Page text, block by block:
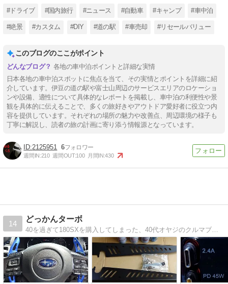
#ドライブ #国内旅行 #ニュース #自動車 #キャンプ #車中泊
#絶景 #カスタム #DIY #道の駅 #車売却 #リセールバリュー
このブログのここがポイント
各地の車中泊ポイントと詳細な実情
日本各地の車中泊スポットに焦点を当て、その実情とポイントを詳細に紹
介しています。伊豆の道の駅や富士山周辺のサービスエリアのロケーショ
ンや設備、適性について具体的なレポートを掲載し、車中泊の利便性や景
観を具体的に伝えることで、多くの旅好きやアウトドア愛好者に役立つ内
容を提供しています。それぞれの場所の魅力や改善点、周辺環境の様子も
丁寧に解説し、読者の旅の計画に寄り添う情報源となっています。
2125951 6
週間IN:210 週間OUT:100 月間IN:430
14
どっかんターボ
40を過ぎて180SXを購入してしまった、40代オヤジのクルマブログです。